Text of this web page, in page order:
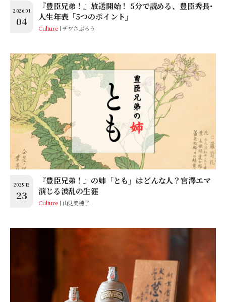
2026.01
04
『豊臣兄弟！』放送開始！ 5分で読める、豊臣秀長･
人生年表「5つのポイント」
Culture チワさぶろう
2025.12
23
『豊臣兄弟！』の姉「とも」はどんな人？宮澤エマ
演じる波乱の生涯
Culture 山見美穂子